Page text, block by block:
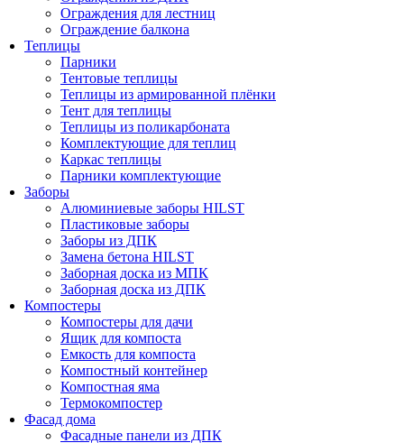
Ограждения для лестниц
Ограждение балкона
Теплицы
Парники
Тентовые теплицы
Теплицы из армированной плёнки
Тент для теплицы
Теплицы из поликарбоната
Комплектующие для теплиц
Каркас теплицы
Парники комплектующие
Заборы
Алюминиевые заборы HILST
Пластиковые заборы
Заборы из ДПК
Замена бетона HILST
Заборная доска из МПК
Заборная доска из ДПК
Компостеры
Компостеры для дачи
Ящик для компоста
Емкость для компоста
Компостный контейнер
Компостная яма
Термокомпостер
Фасад дома
Фасадные панели из ДПК